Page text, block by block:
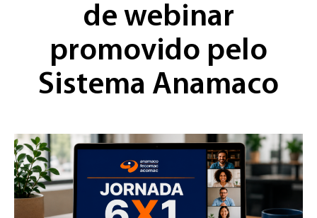
de webinar
promovido pelo
Sistema Anamaco